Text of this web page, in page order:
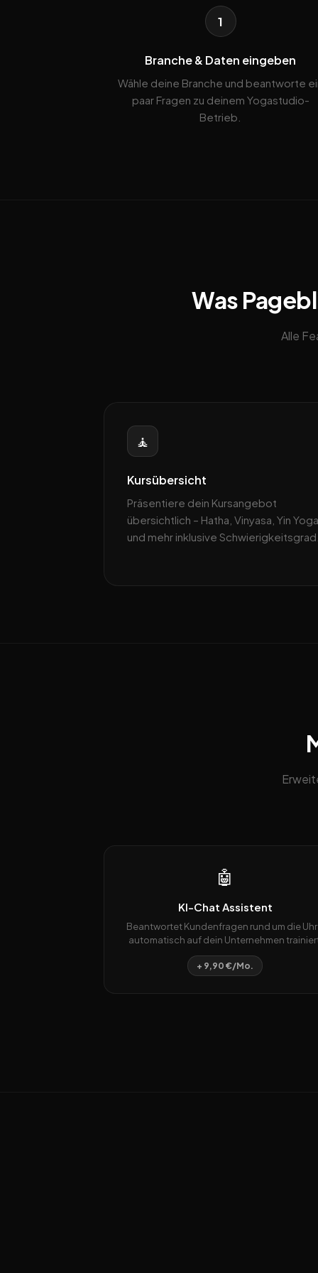
1
Branche & Daten eingeben
Wähle deine Branche und beantworte
paar Fragen zu deinem Yogastudio-
Betrieb.
Was
Alle
🧘
Kursübersicht
Präsentiere dein Kursangebot
übersichtlich – Hatha, Vinyasa, Yin Yoga
und mehr inklusive Schwierigkeitsgrad.
🤖
KI-Chat Assistent
Beantwortet Kundenfragen rund um die Uhr
automatisch auf dein Unternehmen
+ 9,90 €/Mo.